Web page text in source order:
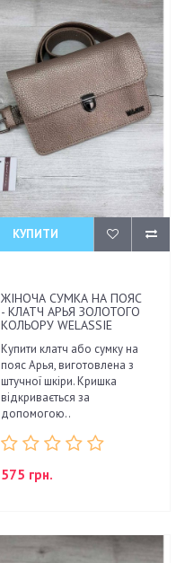
КУПИТИ
ЖІНОЧА СУМКА НА ПОЯС
- КЛАТЧ АРЬЯ ЗОЛОТОГО
КОЛЬОРУ WELASSIE
Купити клатч або сумку на
пояс Арья, виготовлена з
штучної шкіри. Кришка
відкривається за
допомогою..
575 грн.